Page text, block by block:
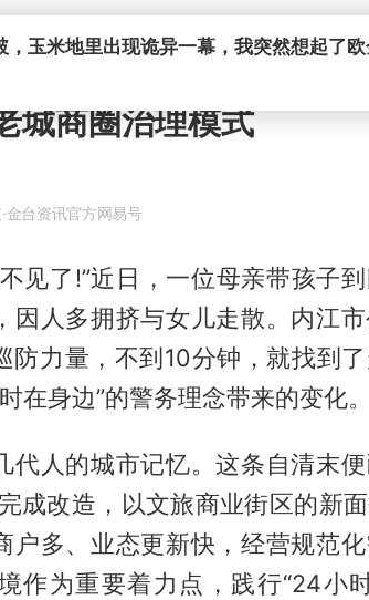
城商圈治理模式
·金台资讯官方网易号
见了!”近日，一位母亲带孩子
因人多拥挤与女儿走散。内江
防力量，不到10分钟，就找到
在身边”的警务理念带来的变化。
代人的城市记忆。这条自清末
成改造，以文旅商业街区的新
户多、业态更新快，经营规范
作为重要着力点，践行“24小